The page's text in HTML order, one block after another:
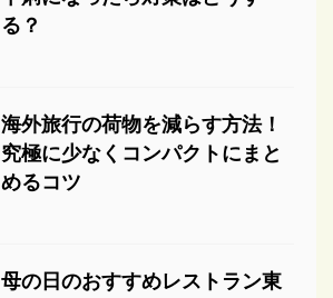
る？
海外旅行の荷物を減らす方法！
究極に少なくコンパクトにまと
めるコツ
母の日のおすすめレストラン東